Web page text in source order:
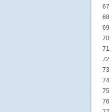
67
68
69
70
71
72
73
74
75
76